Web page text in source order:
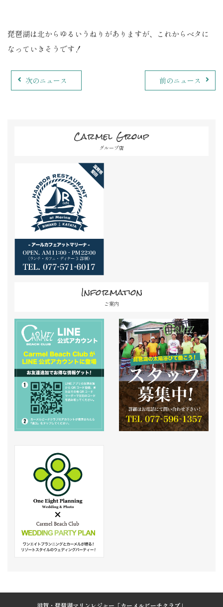
琵琶湖は北からゆるいうねりがありますが、これからベタに
なっていきそうです！
次のニュース 前のニュース
Carmel Group
グループ店
Information
ご案内
滋賀・琵琶湖マリンレジャー「カーメルビーチクラブ」